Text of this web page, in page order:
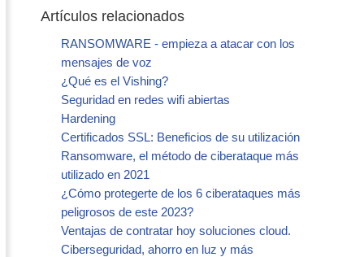
Artículos relacionados
RANSOMWARE - empieza a atacar con los
mensajes de voz
¿Qué es el Vishing?
Seguridad en redes wifi abiertas
Hardening
Certificados SSL: Beneficios de su utilización
Ransomware, el método de ciberataque más
utilizado en 2021
¿Cómo protegerte de los 6 ciberataques más
peligrosos de este 2023?
Ventajas de contratar hoy soluciones cloud.
Ciberseguridad, ahorro en luz y más